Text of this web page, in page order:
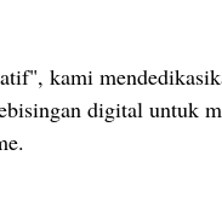
kami
digital untuk